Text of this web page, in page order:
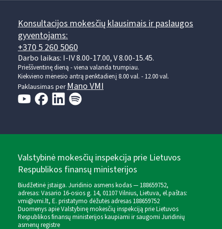
Konsultacijos mokesčių klausimais ir paslaugos
gyventojams:
+370 5 260 5060
Darbo laikas: I-IV 8.00-17.00, V 8.00-15.45.
Prieššventinę dieną - viena valanda trumpiau.
Kiekvieno mėnesio antrą penktadienį 8.00 val. - 12.00 val.
Paklausimas perMano VMI
Valstybinė mokesčių inspekcija prie Lietuvos
Respublikos finansų ministerijos
Biudžetinė įstaiga. Juridinio asmens kodas — 188659752,
adresas: Vasario 16-osios g. 14, 01107 Vilnius, Lietuva, el.paštas:
vmi@vmi.lt, E. pristatymo dėžutės adresas 188659752
Duomenys apie Valstybinę mokesčių inspekciją prie Lietuvos
Respublikos finansų ministerijos kaupiami ir saugomi Juridinių
asmenų registre